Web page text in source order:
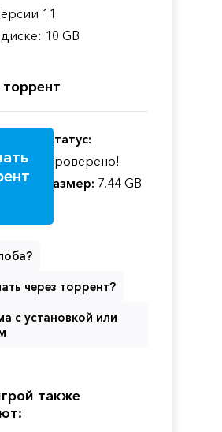
11
10 GB
Статус:
Проверено!
Размер: 7.44 GB
через торрент?
с установкой или
также